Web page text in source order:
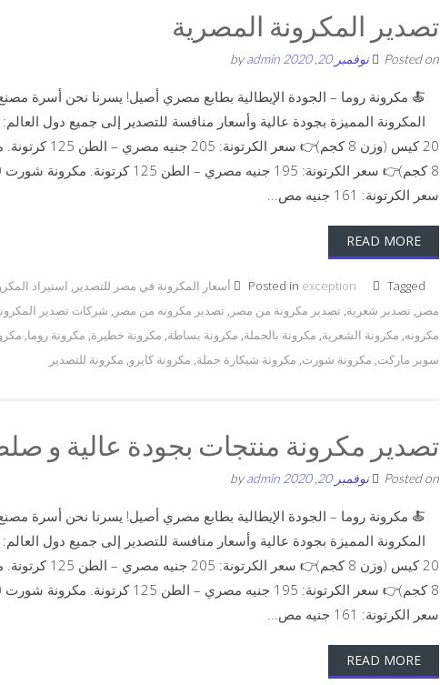
تصدير المكرونة المصرية
Posted on نوفمبر 20, 2020 by
admin
🍝 مكرونة روما – الجودة الإيطالية بطابع مصري أصيل! يسرنا نحن أسرة
سعر الكرتونة: 161 جنيه مص...
READ MORE
Posted in exception Tagged أسعار المكرونة في مصر للتصدير , استيراد
مصر , تصدير شعرية, تصدير مكرونة من مصر , تصدير مكرونه من مصر , شركات تصدير
مكرونه, مكرونة الشعرية, مكرونة بالجملة, مكرونة بساطة, مكرونة خطيرة, مكرونة روما,
سوبر ماركت, مكرونة شورت, مكرونة شيكارة جملة, مكرونة كايرو, مكرونة للتصدير
تصدير مكرونة منتجات بجودة عالية و
Posted on نوفمبر 20, 2020 by
admin
🍝 مكرونة روما – الجودة الإيطالية بطابع مصري أصيل! يسرنا نحن أسرة
سعر الكرتونة: 161 جنيه مص...
READ MORE